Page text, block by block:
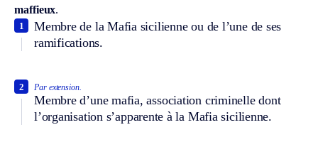
maffieux.
Membre de la Mafia sicilienne ou de l’une de ses
ramifications.
1
Par extension.
Membre d’une mafia, association criminelle dont
l’organisation s’apparente à la Mafia sicilienne.
2